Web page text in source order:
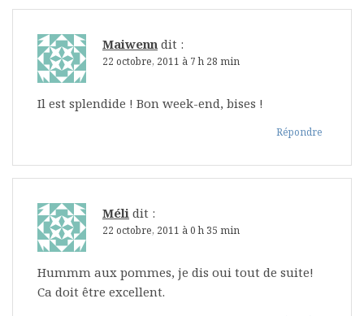
Maiwenn dit :
22 octobre, 2011 à 7 h 28 min
Il est splendide ! Bon week-end, bises !
Répondre
Méli dit :
22 octobre, 2011 à 0 h 35 min
Hummm aux pommes, je dis oui tout de suite!
Ca doit être excellent.